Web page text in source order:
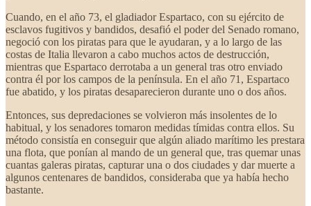
Cuando, en el año 73, el gladiador Espartaco, con su ejército de
esclavos fugitivos y bandidos, desafió el poder del Senado romano,
negoció con los piratas para que le ayudaran, y a lo largo de las
costas de Italia llevaron a cabo muchos actos de destrucción,
mientras que Espartaco derrotaba a un general tras otro enviado
contra él por los campos de la península. En el año 71, Espartaco
fue abatido, y los piratas desaparecieron durante uno o dos años.
Entonces, sus depredaciones se volvieron más insolentes de lo
habitual, y los senadores tomaron medidas tímidas contra ellos. Su
método consistía en conseguir que algún aliado marítimo les prestara
una flota, que ponían al mando de un general que, tras quemar unas
cuantas galeras piratas, capturar una o dos ciudades y dar muerte a
algunos centenares de bandidos, consideraba que ya había hecho
bastante.